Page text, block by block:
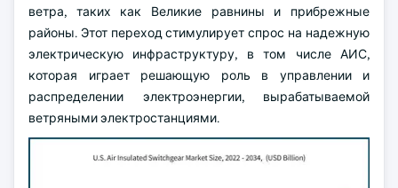
ветра, таких как Великие равнины и прибрежные
районы. Этот переход стимулирует спрос на надежную
электрическую инфраструктуру, в том числе АИС,
которая играет решающую роль в управлении и
распределении электроэнергии, вырабатываемой
ветряными электростанциями.